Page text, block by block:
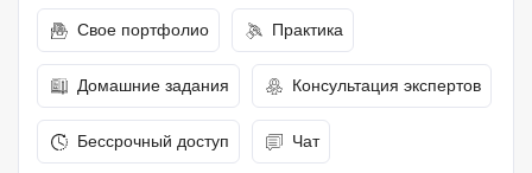
Свое портфолио Практика
Домашние задания Консультация экспертов
Бессрочный доступ Чат